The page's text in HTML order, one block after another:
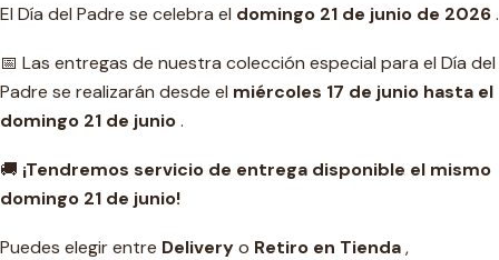
El Día del Padre se celebra el domingo 21 de junio de 2026.
📅 Las entregas de nuestra colección especial para el Día del
Padre se realizarán desde el miércoles 17 de junio hasta el
domingo 21 de junio.
🚚 ¡Tendremos servicio de entrega disponible el mismo
domingo 21 de junio!
Puedes elegir entre Deliveryo Retiro en Tienda,